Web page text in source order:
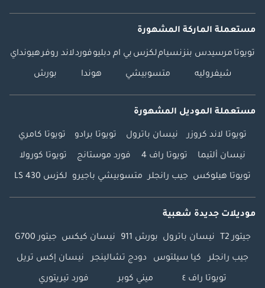
مستعملة الماركة المشهورة
تويوتا مرسيدس بنزنسياملكزس بي ام دبليوفوردلاند روفرهيونداي
شيفروليه متسوبيشي هوندا بورش
مستعملة الموديل المشهورة
تويوتا لاند كروزر نيسان باترول تويوتا برادو تويوتا كامري
نيسان ألتيما تويوتا راف 4 فورد موستانج تويوتا كورولا
تويوتا هيلوكس جيب رانجلر متسوبيشي باجيرو لكزس LS 430
موديلات جديدة شعبية
جيتور T2 نيسان باترول بورش 911 نيسان كيكس جيتور G700
جيب رانجلر كيا سيلتوس دودج تشالينجر نيسان إكس تريل
تويوتا راف ٤ ميني كوبر فورد تيريتوري